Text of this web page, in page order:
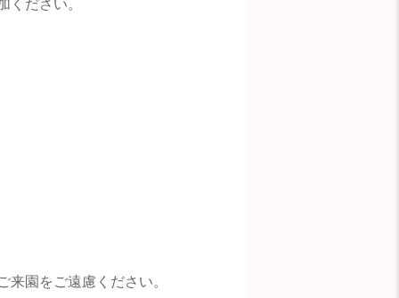
ください。
園をご遠慮ください。